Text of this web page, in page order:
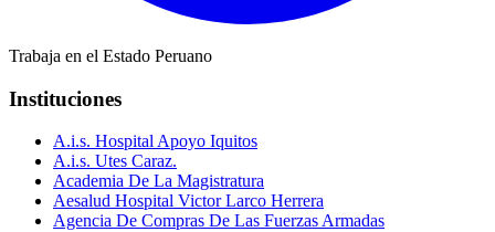
Trabaja en el Estado Peruano
Instituciones
A.i.s. Hospital Apoyo Iquitos
A.i.s. Utes Caraz.
Academia De La Magistratura
Aesalud Hospital Victor Larco Herrera
Agencia De Compras De Las Fuerzas Armadas